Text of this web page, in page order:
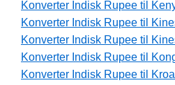
Konverter Indisk Rupee til
Konverter Indisk Rupee til
Konverter Indisk Rupee til
Konverter Indisk Rupee til
Konverter Indisk Rupee til